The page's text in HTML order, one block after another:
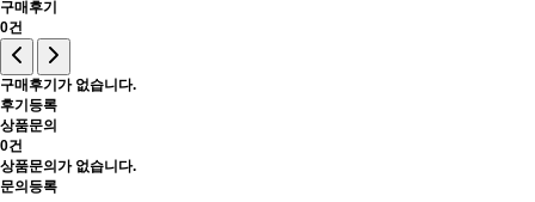
구매후기
0건
구매후기가 없습니다.
후기등록
상품문의
0건
상품문의가 없습니다.
문의등록